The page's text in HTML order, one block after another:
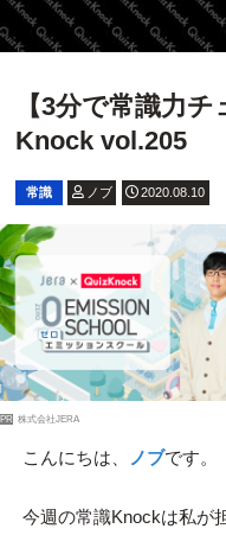
【3分で常識力
Knock vol.205
常識 ノブ 2020.08.10
PR 株式会社JERA
こんにちは、 ノブです。
今週の常識Knockは私が